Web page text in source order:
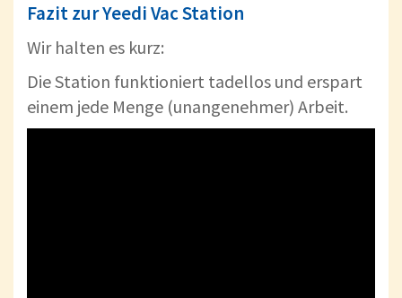
Fazit zur Yeedi Vac Station
Wir halten es kurz:
Die Station funktioniert tadellos und erspart
einem jede Menge (unangenehmer) Arbeit.